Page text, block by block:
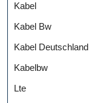
Kabel
Kabel Bw
Kabel Deutschland
Kabelbw
Lte